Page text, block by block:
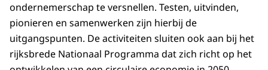
ondernemerschap te versnellen. Testen, uitvinden,
pionieren en samenwerken zijn hierbij de
uitgangspunten. De activiteiten sluiten ook aan bij het
rijksbrede Nationaal Programma dat zich richt op het